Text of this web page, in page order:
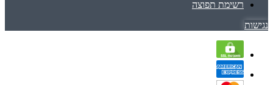
רשימת תפוצה
נגישות